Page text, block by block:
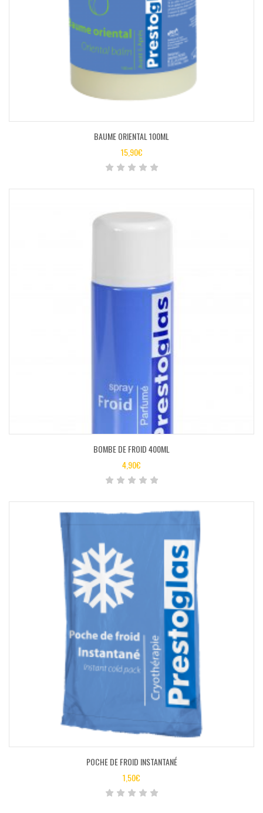
BAUME ORIENTAL 100ML
15,90€
BOMBE DE FROID 400ML
4,90€
POCHE DE FROID INSTANTANÉ
1,50€